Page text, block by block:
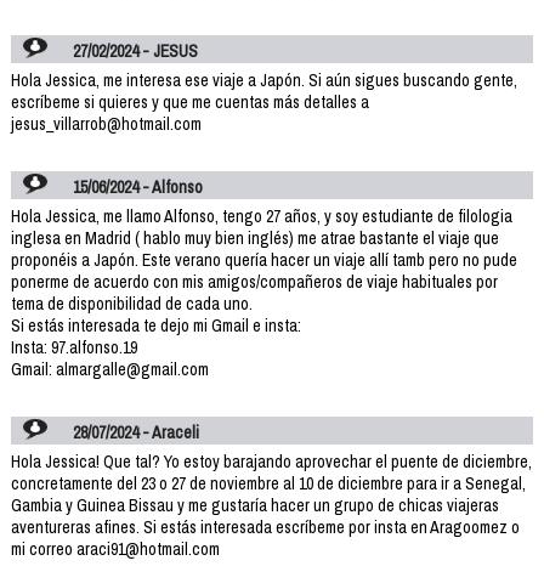
27/02/2024 - JESUS
Hola Jessica, me interesa ese viaje a Japón. Si aún sigues buscando gente,
escríbeme si quieres y que me cuentas más detalles a
jesus_villarrob@hotmail.com
15/06/2024 - Alfonso
Hola Jessica, me llamo Alfonso, tengo 27 años, y soy estudiante de filologia
inglesa en Madrid ( hablo muy bien inglés) me atrae bastante el viaje que
proponéis a Japón. Este verano quería hacer un viaje allí tamb pero no pude
ponerme de acuerdo con mis amigos/compañeros de viaje habituales por
tema de disponibilidad de cada uno.
Si estás interesada te dejo mi Gmail e insta:
Insta: 97.alfonso.19
Gmail: almargalle@gmail.com
28/07/2024 - Araceli
Hola Jessica! Que tal? Yo estoy barajando aprovechar el puente de diciembre,
concretamente del 23 o 27 de noviembre al 10 de diciembre para ir a Senegal,
Gambia y Guinea Bissau y me gustaría hacer un grupo de chicas viajeras
aventureras afines. Si estás interesada escríbeme por insta en Aragoomez o
mi correo araci91@hotmail.com